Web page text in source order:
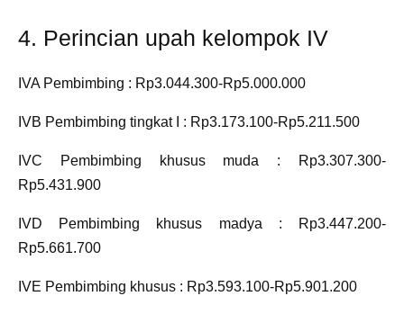
4. Perincian upah kelompok IV
IVA Pembimbing : Rp3.044.300-Rp5.000.000
IVB Pembimbing tingkat I : Rp3.173.100-Rp5.211.500
IVC Pembimbing khusus muda : Rp3.307.300-
Rp5.431.900
IVD Pembimbing khusus madya : Rp3.447.200-
Rp5.661.700
IVE Pembimbing khusus : Rp3.593.100-Rp5.901.200